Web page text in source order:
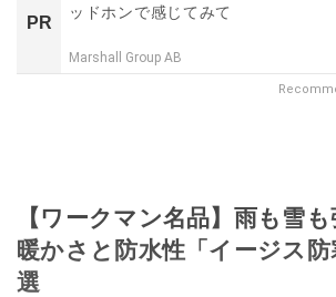
PR
ッドホンで感じてみて
Marshall Group AB
【ワークマン名品】雨も雪
暖かさと防水性「イージス
選